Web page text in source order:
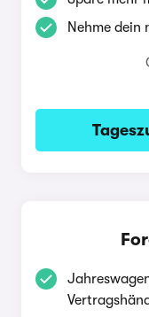
Nehme dein